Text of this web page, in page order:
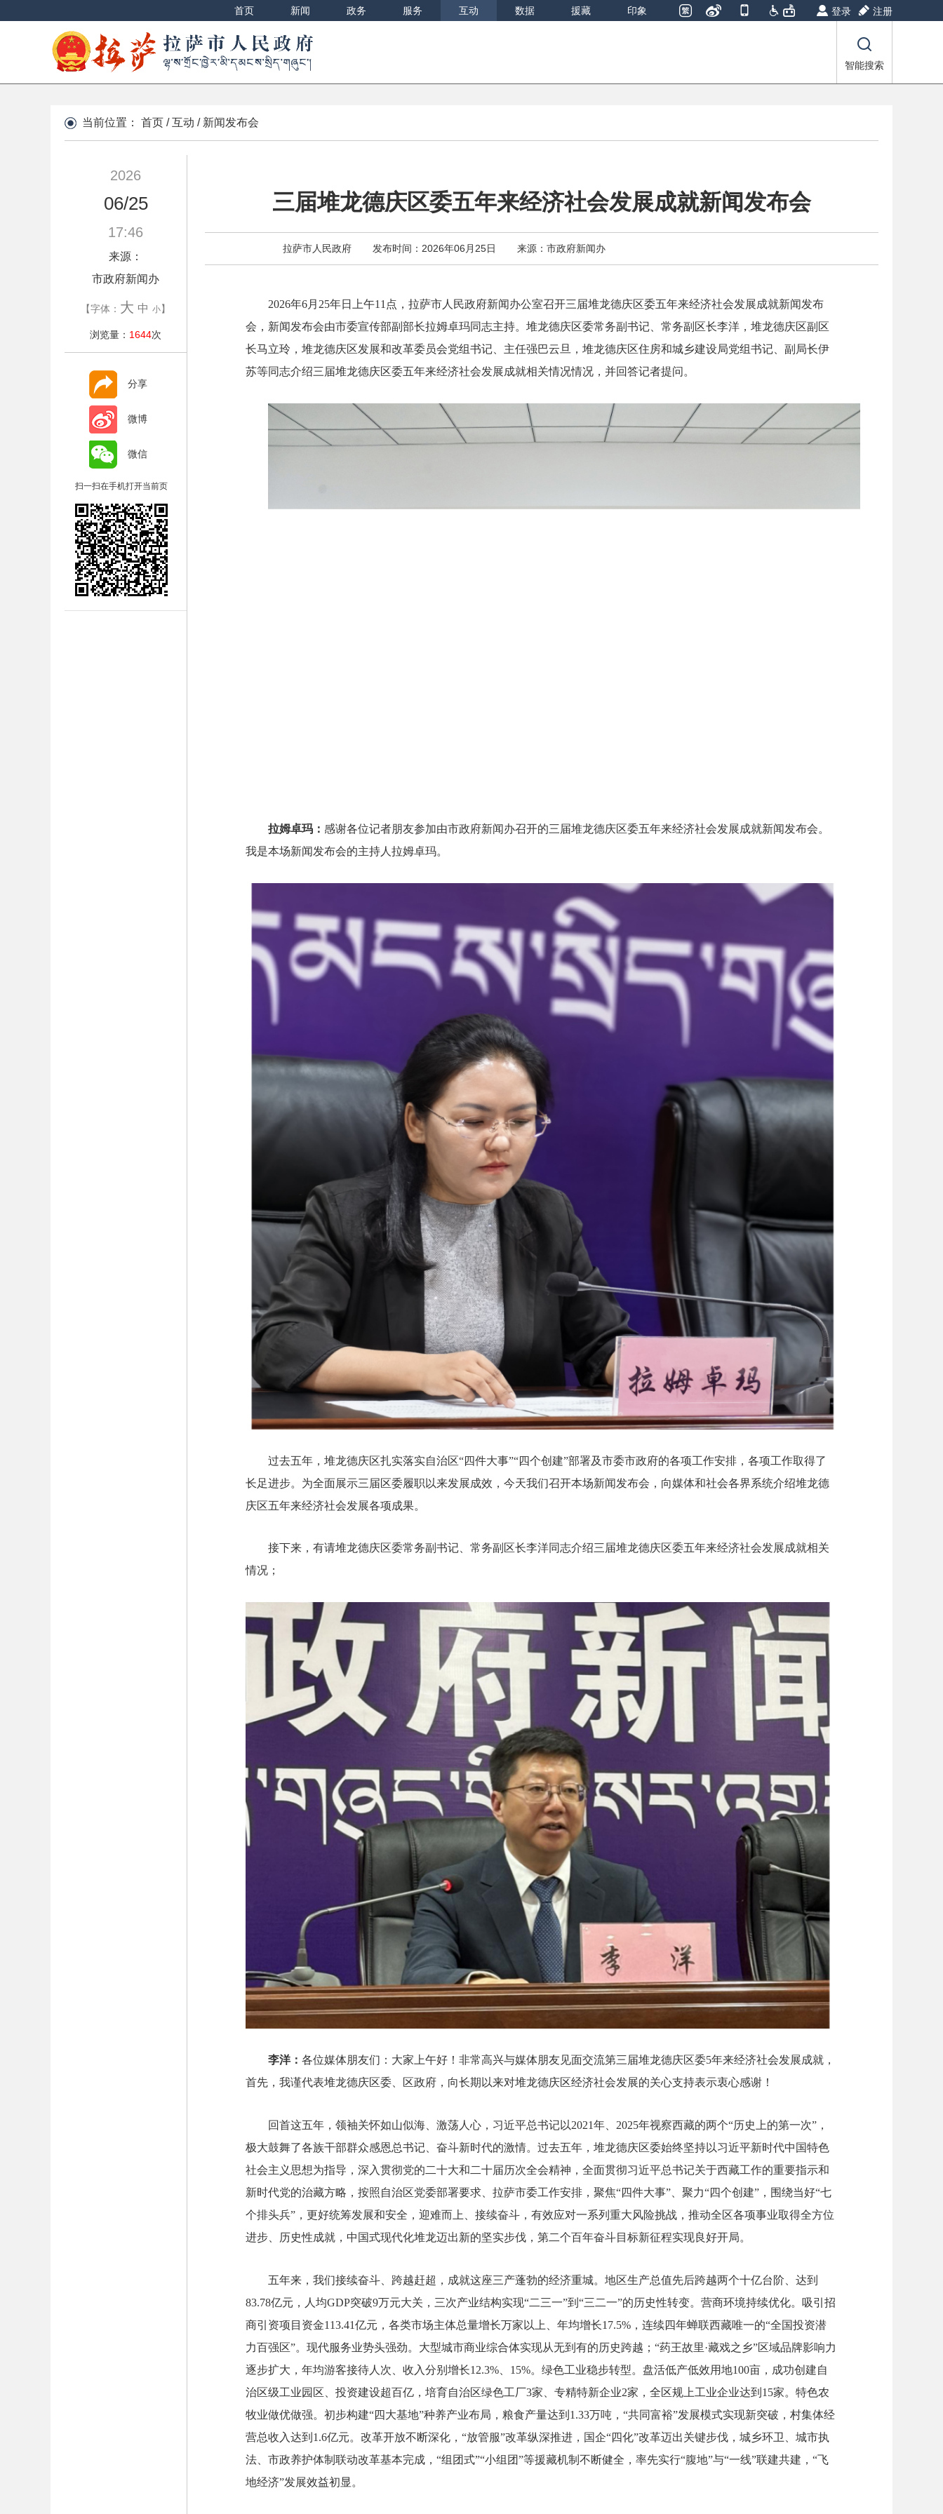
登录 注册
首页 新闻 政务 服务 互动 数据 援藏 印象
智能搜索
当前位置： 首页 /互动 / 新闻发布会
2026
06/25
17:46
来源：
市政府新闻办
【字体： 大 中 小】
浏览量： 1644次
分享
微博
微信
扫一扫在手机打开当前页
三届堆龙德庆区委五年来经济社会发展成就新闻发布会
拉萨市人民政府 发布时间：2026年06月25日 来源：市政府新闻办
2026年6月 25年日上午11 点，拉萨市人民政府新闻办公室召开三届堆龙德庆区委五年来经济社会发展成就新闻发布
会，新闻发布会由市委宣传部副部长拉姆卓玛同志主持。堆龙德庆区委常务副书记、常务副区长李洋，堆龙德庆区副区
长马立玲，堆龙德庆区发展和改革委员会党组书记、主任强巴云旦，堆龙德庆区住房和城乡建设局党组书记、副局长伊
苏等同志介绍三届堆龙德庆区委五年来经济社会发展成就相关情况情况，并回答记者提问。
拉姆卓玛：感谢各位记者朋友参加由市政府新闻办召开的三届堆龙德庆区委五年来经济社会发展成就新闻发布会。
我是本场新闻发布会的主持人拉姆卓玛。
过去五年，堆龙德庆区扎实落实自治区“四件大事”“四个创建”部署及市委市政府的各项工作安排，各项工作取得了
长足进步。为全面展示三届区委履职以来发展成效，今天我们召开本场新闻发布会，向媒体和社会各界系统介绍堆龙德
庆区五年来经济社会发展各项成果。
接下来，有请堆龙德庆区委常务副书记、常务副区长李洋同志介绍三届堆龙德庆区委五年来经济社会发展成就相关
情况；
李洋：各位媒体朋友们：大家上午好！非常高兴与媒体朋友见面交流第三届堆龙德庆区委5年来经济社会发展成就，
首先，我谨代表堆龙德庆区委、区政府，向长期以来对堆龙德庆区经济社会发展的关心支持表示衷心感谢！
回首这五年，领袖关怀如山似海、激荡人心，习近平总书记以2021年、 2025年视察西藏的两个“历史上的第一次”，
极大鼓舞了各族干部群众感恩总书记、奋斗新时代的激情。过去五年，堆龙德庆区委始终坚持以习近平新时代中国特色
社会主义思想为指导，深入贯彻党的二十大和二十届历次全会精神，全面贯彻习近平总书记关于西藏工作的重要指示和
新时代党的治藏方略，按照自治区党委部署要求、拉萨市委工作安排，聚焦“四件大事”、聚力“四个创建”，围绕当好“七
个排头兵”，更好统筹发展和安全，迎难而上、接续奋斗，有效应对一系列重大风险挑战，推动全区各项事业取得全方位
进步、历史性成就，中国式现代化堆龙迈出新的坚实步伐，第二个百年奋斗目标新征程实现良好开局。
五年来，我们接续奋斗、跨越赶超，成就这座三产蓬勃的经济重城。地区生产总值先后跨越两个十亿台阶、达到
83.78亿元，人均GDP突破9万元大关，三次产业结构实现“二三一”到“三二一”的历史性转变。营商环境持续优化。吸引招
商引资项目资金113.41亿元，各类市场主体总量增长万家以上、年均增长17.5%，连续四年蝉联西藏唯一的“全国投资潜
力百强区”。现代服务业势头强劲。大型城市商业综合体实现从无到有的历史跨越；“药王故里·藏戏之乡”区域品牌影响力
逐步扩大，年均游客接待人次、收入分别增长12.3%、 15%。绿色工业稳步转型。盘活低产低效用地100亩，成功创建自
治区级工业园区、投资建设超百亿，培育自治区绿色工厂3家、专精特新企业2家，全区规上工业企业达到 15家。特色农
牧业做优做强。初步构建“四大基地”种养产业布局，粮食产量达到 1 .33万吨，“共同富裕”发展模式实现新突破，村集体经
营总收入达到 1 .6亿元。改革开放不断深化，“放管服”改革纵深推进，国企“四化”改革迈出关键步伐，城乡环卫、城市执
法、市政养护体制联动改革基本完成，“组团式”“小组团”等援藏机制不断健全，率先实行“腹地”与“一线”联建共建，“飞
地经济”发展效益初显。